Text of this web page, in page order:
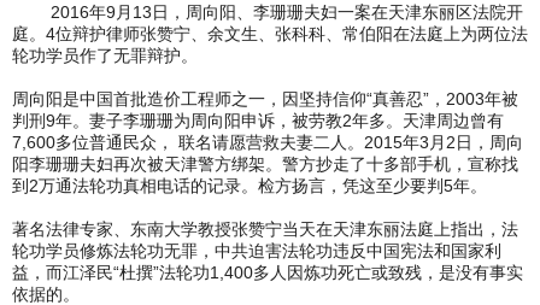
2016年9月13日，周向阳、李珊珊夫妇一案在天津东丽区法院开
庭。4位辩护律师张赞宁、余文生、张科科、常伯阳在法庭上为两位法
轮功学员作了无罪辩护。
周向阳是中国首批造价工程师之一，因坚持信仰“真善忍”，2003年被
判刑9年。妻子李珊珊为周向阳申诉，被劳教2年多。天津周边曾有
7,600多位普通民众， 联名请愿营救夫妻二人。2015年3月2日，周向
阳李珊珊夫妇再次被天津警方绑架。警方抄走了十多部手机，宣称找
到2万通法轮功真相电话的记录。检方扬言，凭这至少要判5年。
著名法律专家、东南大学教授张赞宁当天在天津东丽法庭上指出，法
轮功学员修炼法轮功无罪，中共迫害法轮功违反中国宪法和国家利
益，而江泽民“杜撰”法轮功1,400多人因炼功死亡或致残，是没有事实
依据的。